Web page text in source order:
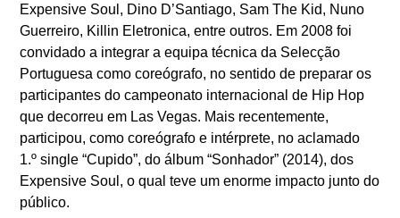
Expensive Soul, Dino D’Santiago, Sam The Kid, Nuno
Guerreiro, Killin Eletronica, entre outros. Em 2008 foi
convidado a integrar a equipa técnica da Selecção
Portuguesa como coreógrafo, no sentido de preparar os
participantes do campeonato internacional de Hip Hop
que decorreu em Las Vegas. Mais recentemente,
participou, como coreógrafo e intérprete, no aclamado
1.º single “Cupido”, do álbum “Sonhador” (2014), dos
Expensive Soul, o qual teve um enorme impacto junto do
público.